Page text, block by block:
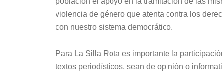
violencia de género que atenta contra los
con nuestro sistema democrático.
Para La Silla Rota es importante la
textos periodísticos, sean de opinión o